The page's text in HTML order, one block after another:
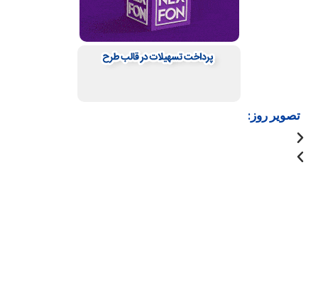
تصویر روز: